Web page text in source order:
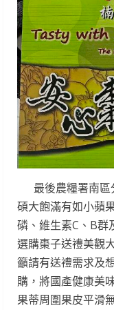
最後農糧署南區
碩大飽滿有如小蘋
磷、維生素C、B群
選購棗子送禮美觀
籲請有送禮需求及
購，將國產健康美
果蒂周圍果皮平滑